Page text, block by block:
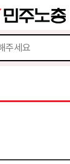
스케
치북5